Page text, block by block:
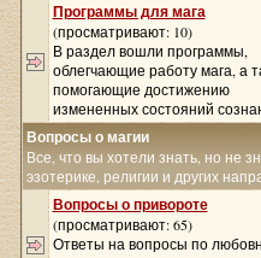
Программы для мага
(просматривают: 10)
В раздел вошли программы,
облегчающие работу мага, а
помогающие достижению
измененных состояний
Вопросы о магии
Все, что вы хотели знать, но не
эзотерике, религии и других
Вопросы о привороте
(просматривают: 65)
Ответы на вопросы по